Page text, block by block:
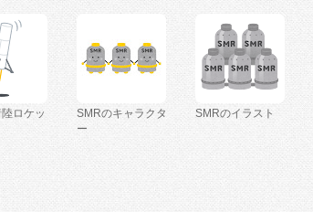
ロケッ
SMRのキャラクタ
ー
SMRのイラスト